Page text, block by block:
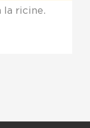
la ricine.